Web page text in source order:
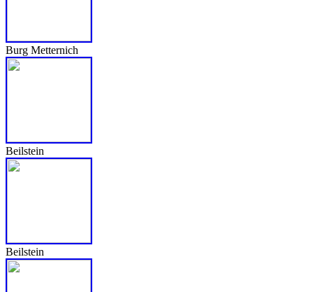
Burg Metternich
Beilstein
Beilstein